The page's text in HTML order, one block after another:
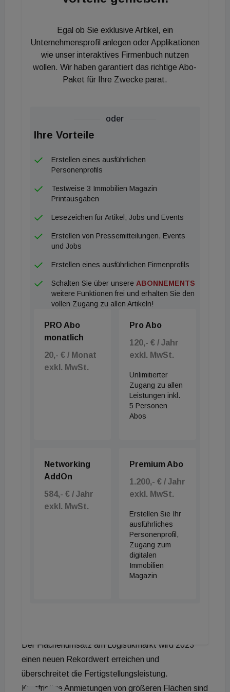
Zinsschritt der EZB gerechnet In allen
Assetklassen wurden die Spitzenrenditen in den
letzten 12 Monaten im Schnitt um rund 100
Basispunkte angehoben. Es wird mit einer weiteren
– moderaten – Steigerung der Renditen gerechnet.
sorgen die zu erwartenden ESG Kriterien bei
Büroimmobilien für Unsicherheit.
+ Büromarkt
Der Leerstand am Wiener Büromarkt ist auf
historisch niedrigem Niveau. Die Situation am Markt
bleibt angespannt. Im Fokus des Interesses der
zentraler Lage die den ESG Kriterien entsprechen
Dadurch steigt der Druck auf all jene Flächen, die
das nicht erfüllen. In zentralen Lagen sind weitere
Mietsteigerungen zu erwarten, das Mietwachstum
Konsolidierung und Verkleinerung sind die
wichtigsten Kernthemen für Portfoliostrategien.
Optimierungen entwickeln sich zu immer
anspruchsvolleren Prozessen.
Die anhaltend hohe Inflation beeinflusst das
Konsumklima negativ und erschwert den
darunter prominente Namen wie kika/Leiner oder
Forstinger. Diskonter profitieren von der
schwierigen Lage und dem sich verändernden
Konsumverhalten und expandieren laufend.
Aufgrund des anhaltenden Arbeitskräftemangels im
Lebensmitteleinzelhandel reduzieren Handelsketten
wie etwa Hofer ihre Öffnungszeiten außerhalb der
Ballungszentren. Die realen Umsatzverluste im
Der Flächenumsatz am Logistikmarkt wird 2023
einen neuen Rekordwert erreichen und
überschreitet die Fertigstellungsleistung.
Kurzfristige Anmietungen von größeren Flächen sind
Egal ob Sie exklusive Artikel, ein
Unternehmensprofil anlegen oder Applikationen
wie unser interaktives Firmenbuch nutzen
wollen. Wir haben garantiert das richtige Abo-
Paket für Ihre Zwecke parat.
oder
Ihre Vorteile
Erstellen eines ausführlichen
Personenprofils
Testweise 3 Immobilien Magazin
Printausgaben
Lesezeichen für Artikel, Jobs und Events
Erstellen von Pressemitteilungen, Events
und Jobs
Erstellen eines ausführlichen Firmenprofils
Schalten Sie über unsere ABONNEMENTS
weitere Funktionen frei und erhalten Sie den
vollen Zugang zu allen Artikeln!
PRO Abo
monatlich
20,- € / Monat
exkl. MwSt.
Pro Abo
120,- € / Jahr
exkl. MwSt.
Unlimitierter
Zugang zu allen
Leistungen inkl.
5 Personen
Abos
Networking
AddOn
584,- € / Jahr
exkl. MwSt.
Premium Abo
1.200,- € / Jahr
exkl. MwSt.
Erstellen Sie Ihr
ausführliches
Personenprofil,
Zugang zum
digitalen
Immobilien
Magazin